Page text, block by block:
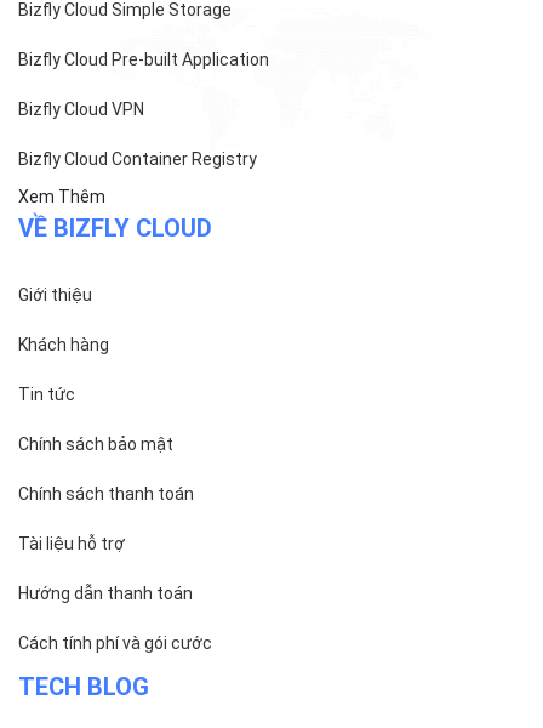
Bizfly Cloud Simple Storage
Bizfly Cloud Pre-built Application
Bizfly Cloud VPN
Bizfly Cloud Container Registry
Xem Thêm
VỀ BIZFLY CLOUD
Giới thiệu
Khách hàng
Tin tức
Chính sách bảo mật
Chính sách thanh toán
Tài liệu hỗ trợ
Hướng dẫn thanh toán
Cách tính phí và gói cước
TECH BLOG